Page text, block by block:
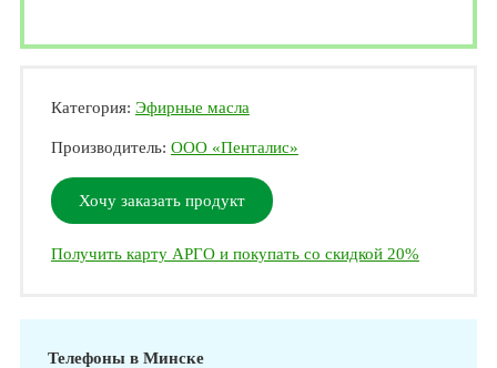
Категория: Эфирные масла
Производитель: ООО «Пенталис»
Хочу заказать продукт
Получить карту АРГО и покупать со скидкой 20%
Телефоны в Минске